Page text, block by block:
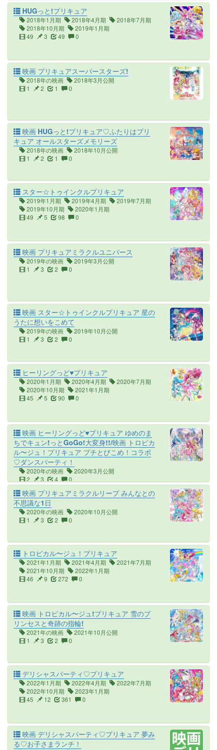
HUGっと!プリキュア
2018年1月期 2018年4月期
2018年7月期
2018年10月期
2019年1月期
49
3 49 0
映画 プリキュアスーパースターズ!
2018年の映画
2018年3月公開
1
2 1 0
映画 HUGっと!プリキュア♡ふたりはプリ
キュア オールスターズメモリーズ
2018年の映画
2018年10月公開
1
2 1 0
スター☆トゥインクルプリキュア
2019年1月期 2019年4月期
2019年7月期
2019年10月期
2020年1月期
49
5 98 0
映画 プリキュアミラクルユニバース
2019年の映画
2019年3月公開
1
3 2 0
映画 スター☆トゥインクルプリキュア 星の
うたに想いをこめて
2019年の映画
2019年10月公開
1
3 2 0
ヒーリングっど♥プリキュア
2020年1月期 2020年4月期
2020年7月期
2020年10月期
2021年1月期
45
5 90 0
映画 ヒーリングっど♥プリキュア ゆめのま
ちでキュン!っとGoGo!大変身!!/映画 トロピカ
ル〜ジュ！プリキュア プチとびこめ！コラボ
♡ダンスパーティ！
2020年の映画
2020年3月公開
2
3 4 0
映画 プリキュアミラクルリープ みんなとの
不思議な1日
2020年の映画
2020年10月公開
1
3 2 0
トロピカル〜ジュ！プリキュア
2021年1月期 2021年4月期
2021年7月期
2021年10月期
2022年1月期
46
9 272 0
映画 トロピカル〜ジュ!プリキュア 雪のプ
リンセスと奇跡の指輪!
2021年の映画
2021年10月公開
1
3 2 0
デリシャスパーティ♡プリキュア
2022年1月期 2022年4月期
2022年7月期
2022年10月期
2023年1月期
45
12 361 0
映画 デリシャスパーティ♡プリキュア 夢み
る♡お子さまランチ！